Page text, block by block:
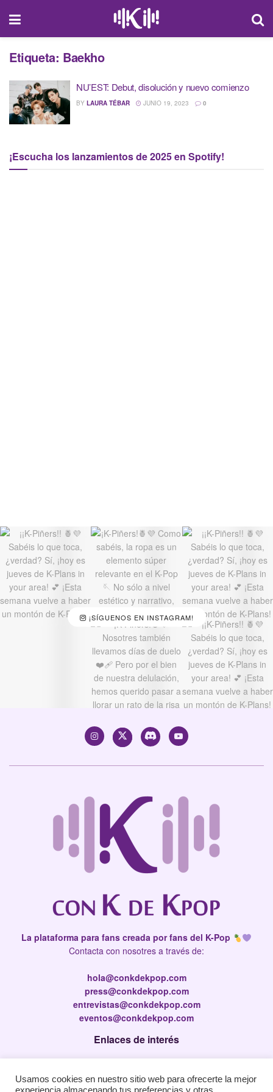
Etiqueta: Baekho
NU’EST: Debut, disolución y nuevo comienzo
BY LAURA TÉBAR JUNIO 19, 2023 0
¡Escucha los lanzamientos de 2025 en Spotify!
¡SÍGUENOS EN INSTAGRAM!
La plataforma para fans creada por fans del K-Pop
Contacta con nosotres a través de:
hola@conkdekpop.com
press@conkdekpop.com
entrevistas@conkdekpop.com
eventos@conkdekpop.com
Enlaces de interés
Política de privacidad
Usamos cookies en nuestro sitio web para ofrecerte la mejor